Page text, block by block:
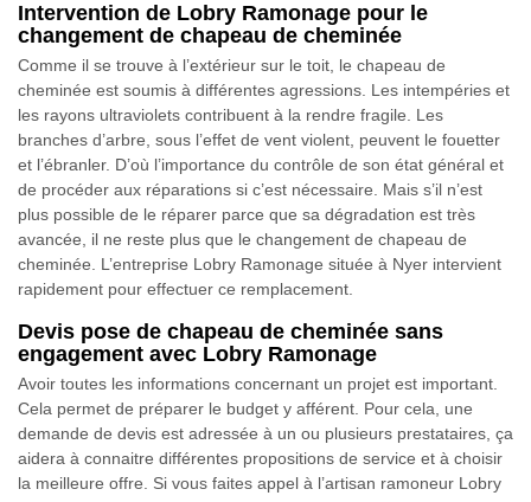
Intervention de Lobry Ramonage pour le
changement de chapeau de cheminée
Comme il se trouve à l’extérieur sur le toit, le chapeau de
cheminée est soumis à différentes agressions. Les intempéries et
les rayons ultraviolets contribuent à la rendre fragile. Les
branches d’arbre, sous l’effet de vent violent, peuvent le fouetter
et l’ébranler. D’où l’importance du contrôle de son état général et
de procéder aux réparations si c’est nécessaire. Mais s’il n’est
plus possible de le réparer parce que sa dégradation est très
avancée, il ne reste plus que le changement de chapeau de
cheminée. L’entreprise Lobry Ramonage située à Nyer intervient
rapidement pour effectuer ce remplacement.
Devis pose de chapeau de cheminée sans
engagement avec Lobry Ramonage
Avoir toutes les informations concernant un projet est important.
Cela permet de préparer le budget y afférent. Pour cela, une
demande de devis est adressée à un ou plusieurs prestataires, ça
aidera à connaitre différentes propositions de service et à choisir
la meilleure offre. Si vous faites appel à l’artisan ramoneur Lobry